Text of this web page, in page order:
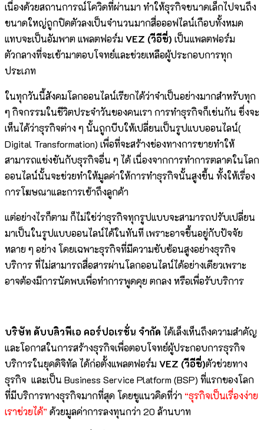
เนื่องด้วยสถานการณ์โควิดที่ผ่านมา ทำให้ธุรกิจขนาดเล็กไปจนถึง
ขนาดใหญ่ถูกปิดตัวลงเป็นจำนวนมากสื่อออฟไลน์เกือบทั้งหมด
แทบจะเป็นอัมพาต แพลตฟอร์มVEZ (วีอีซี่) เป็นแพลตฟอร์ม
ตัวกลางที่จะเข้ามาตอบโจทย์และช่วยเหลือผู้ประกอบการทุก
ประเภท
ในทุกวันนี้สังคมโลกออนไลน์เรียกได้ว่าจำเป็นอย่างมากสำหรับทุก
ๆ กิจกรรมในชีวิตประจำวันของคนเรา การทำธุรกิจก็เช่นกัน ซึ่งจะ
เห็นได้ว่าธุรกิจต่าง ๆ นั้นถูกบีบให้เปลี่ยนเป็นรูปแบบออนไลน์(
Digital Transformation) เพื่อที่จะสร้างช่องทางการขายทำให้
สามารถแข่งขันกับธุรกิจอื่น ๆ ได้ เนื่องจากการทำการตลาดในโลก
ออนไลน์นั้นจะช่วยทำให้มูลค่าให้การทำธุรกิจนั้นสูงขึ้น ทั้งให้เรื่อง
การโฆษณาและการเข้าถึงลูกค้า
แต่อย่างไรก็ตาม ก็ไม่ใช่ว่าธุรกิจทุกรูปแบบจะสามารถปรับเปลี่ยน
มาเป็นในรูปแบบออนไลน์ได้ในทันที เพราะอาจขึ้นอยู่กับปัจจัย
หลาย ๆ อย่าง โดยเฉพาะธุรกิจที่มีความซับซ้อนสูงอย่างธุรกิจ
บริการ ที่ไม่สามารถสื่อสารผ่านโลกออนไลน์ได้อย่างเดียวเพราะ
อาจต้องมีการนัดพบเพื่อทำการพูดคุย ตกลง หรือเพื่อรับบริการ
บริษัท ดับบลิวพีเอ คอร์ปอเรชั่น จำกัด ได้เล็งเห็นถึงความสำคัญ
และโอกาสในการสร้างธุรกิจเพื่อตอบโจทย์ผู้ประกอบการธุรกิจ
บริการในยุคดิจิทัล ได้ก่อตั้งแพลตฟอร์มVEZ (วีอีซี่)ตัวช่วยทาง
ธุรกิจ และเป็น Business Service Platform (BSP) ที่แรกของโลก
ที่มีบริการทางธุรกิจมากที่สุด โดยชูแนวคิดที่ว่า “ธุรกิจเป็นเรื่องง่าย
เราช่วยได้”ด้วยมูลค่าการลงทุนกว่า 20 ล้านบาท